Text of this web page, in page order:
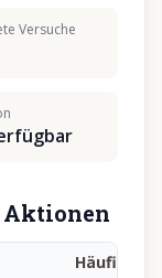
Versuche
Häufiger